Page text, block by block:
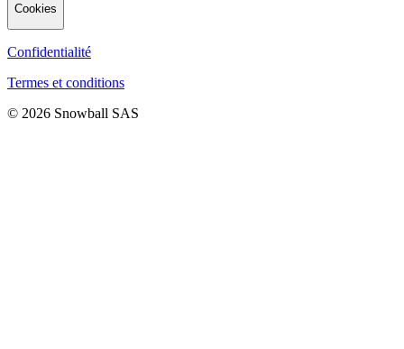
Cookies
Confidentialité
Termes et conditions
© 2026 Snowball SAS